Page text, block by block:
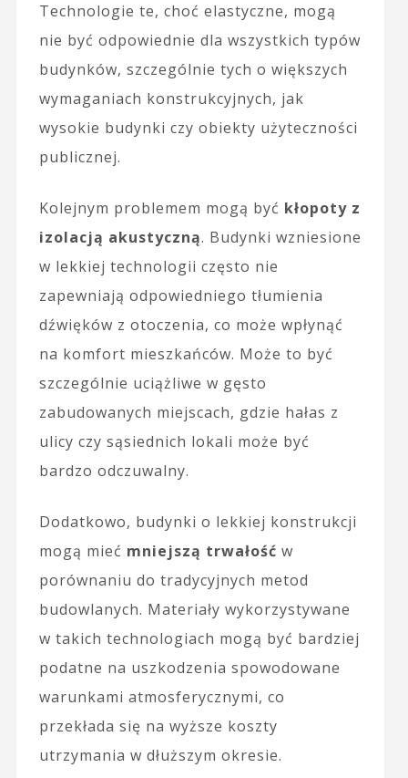
Technologie te, choć elastyczne, mogą
nie być odpowiednie dla wszystkich typów
budynków, szczególnie tych o większych
wymaganiach konstrukcyjnych, jak
wysokie budynki czy obiekty użyteczności
publicznej.
Kolejnym problemem mogą być kłopoty z
izolacją akustyczną. Budynki wzniesione
w lekkiej technologii często nie
zapewniają odpowiedniego tłumienia
dźwięków z otoczenia, co może wpłynąć
na komfort mieszkańców. Może to być
szczególnie uciążliwe w gęsto
zabudowanych miejscach, gdzie hałas z
ulicy czy sąsiednich lokali może być
bardzo odczuwalny.
Dodatkowo, budynki o lekkiej konstrukcji
mogą mieć mniejszą trwałość w
porównaniu do tradycyjnych metod
budowlanych. Materiały wykorzystywane
w takich technologiach mogą być bardziej
podatne na uszkodzenia spowodowane
warunkami atmosferycznymi, co
przekłada się na wyższe koszty
utrzymania w dłuższym okresie.